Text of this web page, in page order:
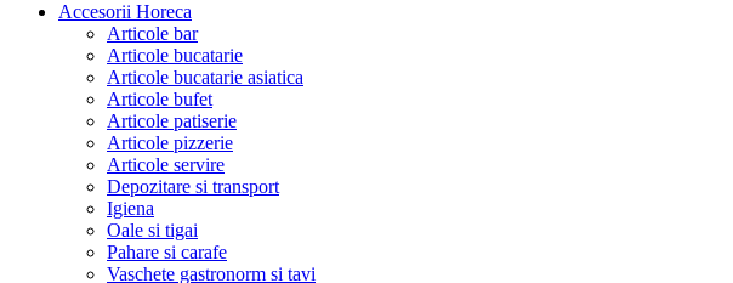
Accesorii Horeca
Articole bar
Articole bucatarie
Articole bucatarie asiatica
Articole bufet
Articole patiserie
Articole pizzerie
Articole servire
Depozitare si transport
Igiena
Oale si tigai
Pahare si carafe
Vaschete gastronorm si tavi